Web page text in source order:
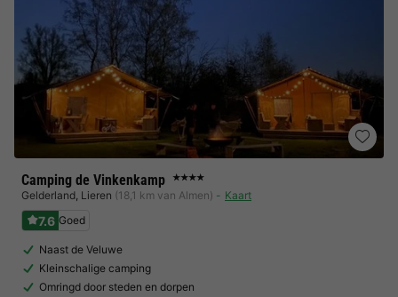
Camping de Vinkenkamp ★★★★
Gelderland, Lieren (18,1 km van Almen) Kaart
7.6 Goed
Naast de Veluwe
Kleinschalige camping
Omringd door steden en dorpen